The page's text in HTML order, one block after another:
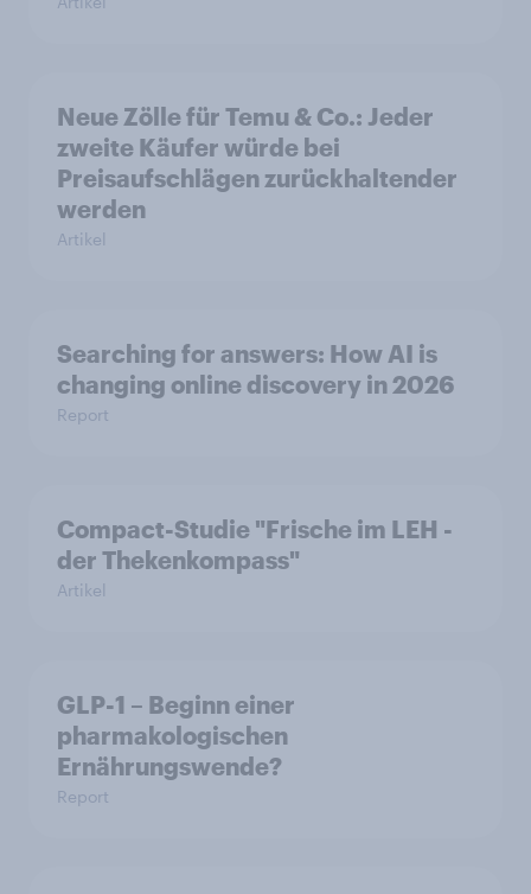
Neue Zölle für Temu & Co.: Jeder
zweite Käufer würde bei
Preisaufschlägen zurückhaltender
werden
Artikel
Searching for answers: How AI is
changing online discovery in 2026
Report
Compact-Studie "Frische im LEH -
der Thekenkompass"
Artikel
GLP-1 – Beginn einer
pharmakologischen
Ernährungswende?
Report